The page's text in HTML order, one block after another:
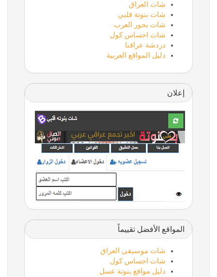
شات العراق
شات بنوتة قلبي
شات بحور العرب
شات احساس كول
دردشة عراقنا
دليل المواقع العربية
إعلان
المواقع الأفضل تقييماً
شات موسيقى العراق
شات احساس كول
دليل مواقع بنوتة عسل